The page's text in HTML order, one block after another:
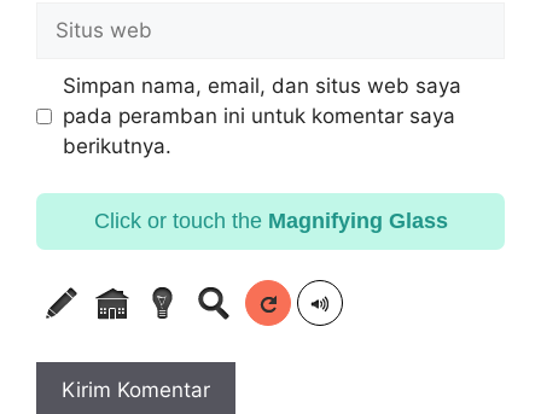
Simpan nama, email, dan situs web saya
pada peramban ini untuk komentar saya
berikutnya.
Click or touch the Magnifying Glass